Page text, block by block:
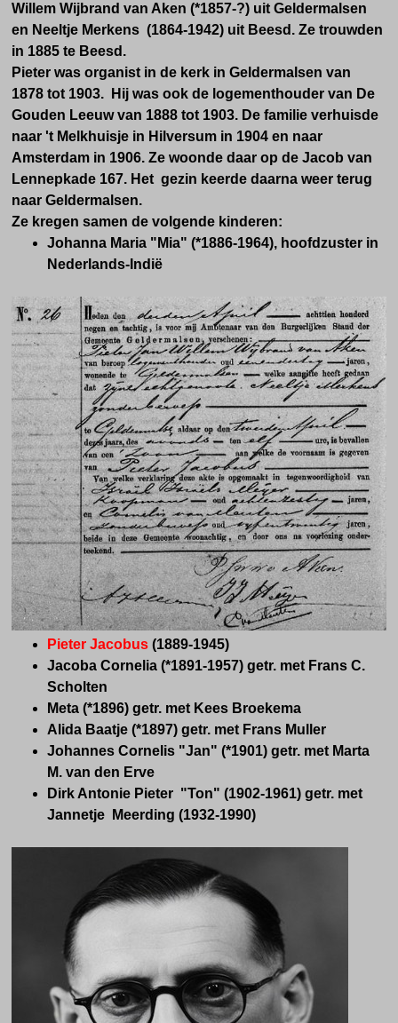
Willem Wijbrand van Aken (*1857-?) uit Geldermalsen
en Neeltje Merkens (1864-1942) uit Beesd. Ze trouwden
in 1885 te Beesd.
Pieter was organist in de kerk in Geldermalsen van
1878 tot 1903. Hij was ook de logementhouder van De
Gouden Leeuw van 1888 tot 1903. De familie verhuisde
naar 't Melkhuisje in Hilversum in 1904 en naar
Amsterdam in 1906. Ze woonde daar op de Jacob van
Lennepkade 167. Het gezin keerde daarna weer terug
naar Geldermalsen.
Ze kregen samen de volgende kinderen:
Johanna Maria "Mia" (*1886-1964), hoofdzuster in
Nederlands-Indië
Pieter Jacobus (1889-1945)
Jacoba Cornelia (*1891-1957) getr. met Frans C.
Scholten
Meta (*1896) getr. met Kees Broekema
Alida Baatje (*1897) getr. met Frans Muller
Johannes Cornelis "Jan" (*1901) getr. met Marta
M. van den Erve
Dirk Antonie Pieter "Ton" (1902-1961) getr. met
Jannetje Meerding (1932-1990)